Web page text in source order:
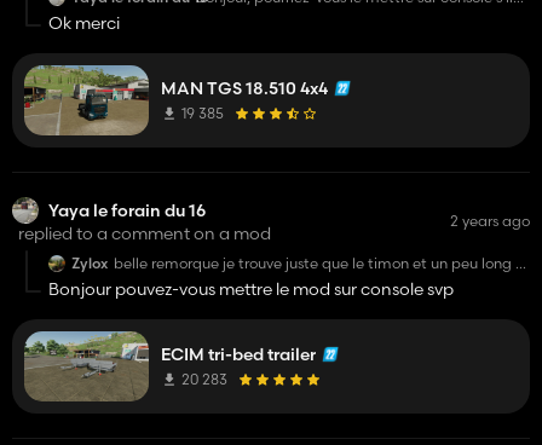
Ok merci
MAN TGS 18.510 4x4
19 385
Yaya le forain du 16
replied to a comment on a mod
2 years ago
Zylox belle remorque je trouve juste que le timon et un peu long a
mon gout si possible d'avoir une option pour changer la
taille dans une futur mise jour je suis preneur mais ce n'est
Bonjour pouvez-vous mettre le mod sur console svp
ECIM tri-bed trailer
20 283